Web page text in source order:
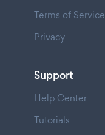
Terms of Service
Privacy
Support
Help Center
Tutorials